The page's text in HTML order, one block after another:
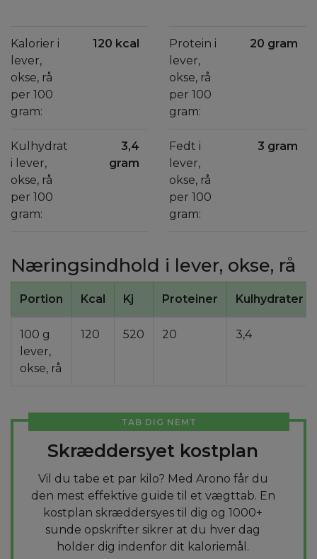
Kalorier i
lever,
okse, rå
per 100
gram:
120 kcal
Kulhydrat
i lever,
okse, rå
per 100
gram:
3,4
gram
Protein i
lever,
okse, rå
per 100
gram:
20 gram
Fedt i
lever,
okse, rå
per 100
gram:
3 gram
Næringsindhold i lever, okse, rå
Portion Kcal Kj Proteiner Kulhydrater
100 g
lever,
okse, rå
120 520 20 3,4
TAB DIG NEMT
Skræddersyet kostplan
Vil du tabe et par kilo? Med Arono får du
den mest effektive guide til et vægttab. En
kostplan skræddersyes til dig og 1000+
sunde opskrifter sikrer at du hver dag
holder dig indenfor dit kaloriemål.